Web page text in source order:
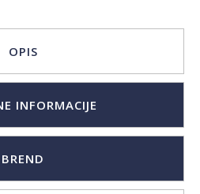
OPIS
INFORMACIJE
BREND